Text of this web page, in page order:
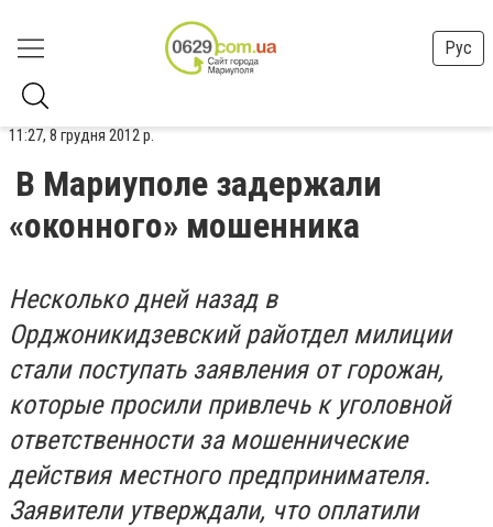
Рус
11:27, 8 грудня 2012 р.
В Мариуполе задержали
«оконного» мошенника
Несколько дней назад в
Орджоникидзевский райотдел милиции
стали поступать заявления от горожан,
которые просили привлечь к уголовной
ответственности за мошеннические
действия местного предпринимателя.
Заявители утверждали, что оплатили